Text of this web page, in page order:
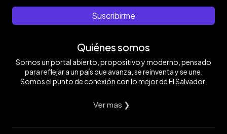
Suscribirme
Quiénes somos
Somos un portal abierto, propositivo y moderno, pensado
para reflejar a un país que avanza, se reinventa y se une.
Somos el punto de conexión con lo mejor de El Salvador.
Ver mas ❯